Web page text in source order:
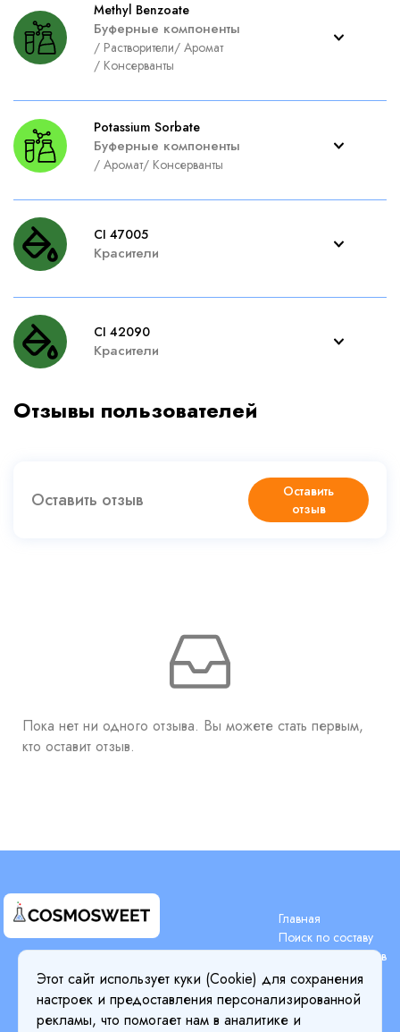
Methyl Benzoate
Буферные компоненты
/ Растворители/ Аромат
/ Консерванты
Potassium Sorbate
Буферные компоненты
/ Аромат/ Консерванты
CI 47005
Красители
CI 42090
Красители
Отзывы пользователей
Оставить отзыв
Оставить
отзыв
Пока нет ни одного отзыва. Вы можете стать первым,
кто оставит отзыв.
Этот сайт использует куки (Cookie) для сохранения
настроек и предоставления персонализированной
рекламы, что помогает нам в аналитике и
Главная
Поиск по составу
Поиск компонентов
Блог
Цены
Детали оплаты
Privacy Policy
Cookie Policy